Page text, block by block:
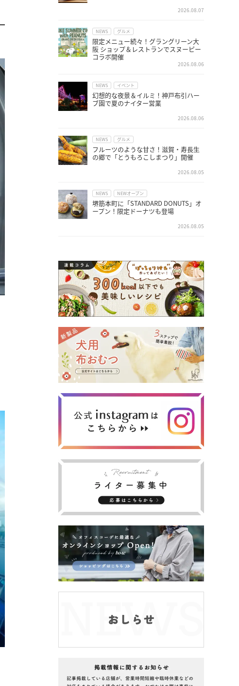
2026.08.07
NEWS グルメ
限定メニュー続々！グラングリーン大
阪 ショップ＆レストランでスヌーピー
コラボ開催
2026.08.06
NEWS イベント
幻想的な夜景＆イルミ！神戸布引ハー
ブ園で夏のナイター営業
2026.08.06
NEWS グルメ
フルーツのような甘さ！滋賀・寿長生
の郷で「とうもろこしまつり」開催
2026.08.05
NEWS NEWオープン
堺筋本町に「STANDARD DONUTS」オ
ープン！限定ドーナツも登場
2026.08.05